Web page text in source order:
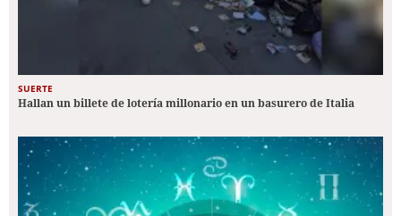
SUERTE
Hallan un billete de lotería millonario en un basurero de Italia